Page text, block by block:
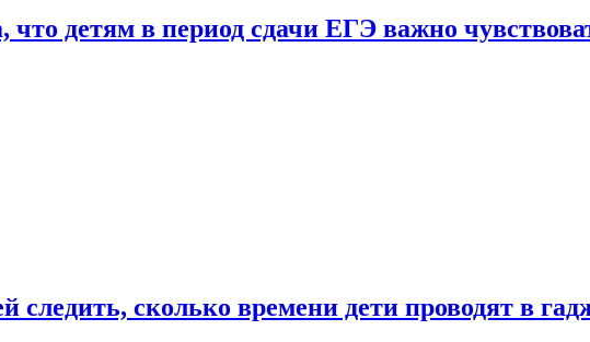
детям в период сдачи ЕГЭ важно
следить, сколько времени дети проводят в